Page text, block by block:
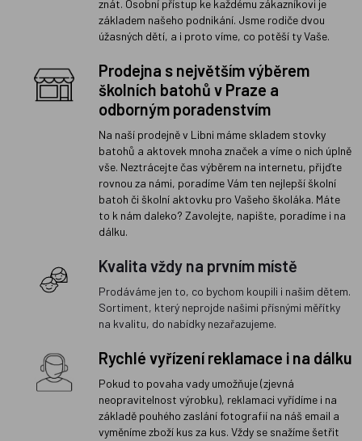
znát. Osobní přístup ke každému zákazníkovi je
základem našeho podnikání. Jsme rodiče dvou
úžasných dětí, a i proto víme, co potěší ty Vaše.
Prodejna s největším výběrem
školních batohů v Praze a
odborným poradenstvím
Na naší prodejně v Libni máme skladem stovky
batohů a aktovek mnoha značek a víme o nich úplně
vše. Neztrácejte čas výběrem na internetu, přijďte
rovnou za námi, poradíme Vám ten nejlepší školní
batoh či školní aktovku pro Vašeho školáka. Máte
to k nám daleko? Zavolejte, napište, poradíme i na
dálku.
Kvalita vždy na prvním místě
Prodáváme jen to, co bychom koupili i našim dětem.
Sortiment, který neprojde našimi přísnými měřítky
na kvalitu, do nabídky nezařazujeme.
Rychlé vyřízení reklamace i na dálku
Pokud to povaha vady umožňuje (zjevná
neopravitelnost výrobku), reklamaci vyřídíme i na
základě pouhého zaslání fotografií na náš email a
vyměníme zboží kus za kus. Vždy se snažíme šetřit